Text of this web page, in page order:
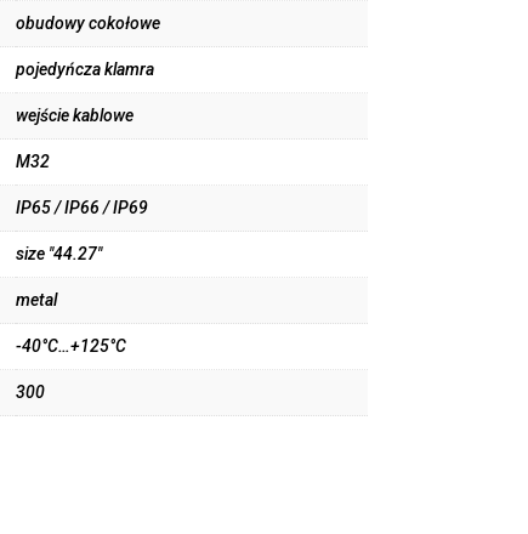
obudowy cokołowe
pojedyńcza klamra
wejście kablowe
M32
IP65 / IP66 / IP69
size "44.27"
metal
-40°C…+125°C
300